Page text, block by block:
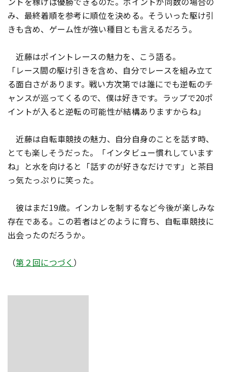
み、最終着順を参考に順位を決める。そういった駆け引
きも含め、ゲーム性が強い種目とも言えるだろう。
近藤はポイントレースの魅力を、こう語る。
「レース間の駆け引きを含め、自分でレースを組み立て
る面白さがあります。戦い方次第では誰にでも逆転のチ
ャンスが巡ってくるので、僕は好きです。ラップで20ポ
イントが入ると逆転の可能性が結構ありますからね」
近藤は自転車競技の魅力、自分自身のことを話す時、
とても楽しそうだった。「インタビュー慣れしています
ね」と水を向けると「話すのが好きなだけです」と茶目
っ気たっぷりに笑った。
彼はまだ19歳。インカレを制するなど今後が楽しみな
存在である。この若者はどのように育ち、自転車競技に
出会ったのだろうか――。
（第２回につづく ）